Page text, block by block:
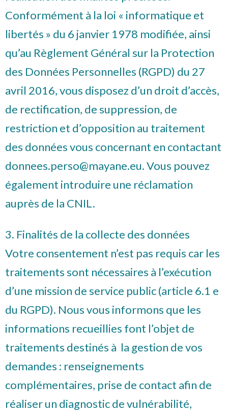
Conformément à la loi « informatique et
libertés » du 6 janvier 1978 modifiée, ainsi
qu’au Règlement Général sur la Protection
des Données Personnelles (RGPD) du 27
avril 2016, vous disposez d’un droit d’accès,
de rectification, de suppression, de
restriction et d’opposition au traitement
des données vous concernant en contactant
donnees.perso@mayane.eu. Vous pouvez
également introduire une réclamation
auprès de la CNIL.
3. Finalités de la collecte des données
Votre consentement n’est pas requis car les
traitements sont nécessaires à l’exécution
d’une mission de service public (article 6.1 e
du RGPD). Nous vous informons que les
informations recueillies font l’objet de
traitements destinés à la gestion de vos
demandes : renseignements
complémentaires, prise de contact afin de
réaliser un diagnostic de vulnérabilité,